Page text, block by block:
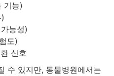
기능)
능성)
도)
신호
수 있지만, 동물병원에서는